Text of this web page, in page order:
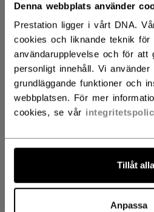
Denna webbplats använder
Prestation ligger i vårt DNA.
cookies och liknande teknik för
användarupplevelse och för att
personligt innehåll. Vi
grundläggande funktioner och
webbplatsen. För mer
cookies, se vår
Tillåt alla
Anpassa
FÄRG
selected
STORLEK